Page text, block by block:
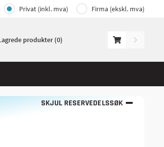
Privat (inkl. mva) Firma (ekskl. mva)
produkter (0)
SKJUL RESERVEDELSSØK